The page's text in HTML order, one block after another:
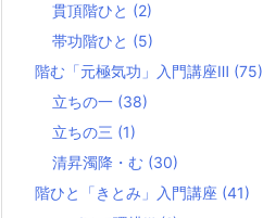
貫頂階ひと (2)
帯功階ひと (5)
階む「元極気功」入門講座Ⅲ (75)
立ちの一 (38)
立ちの三 (1)
清昇濁降・む (30)
階ひと「きとみ」入門講座 (41)